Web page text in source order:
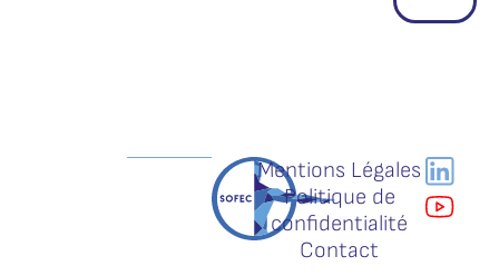
Mentions Légales
Politique de
confidentialité
Contact